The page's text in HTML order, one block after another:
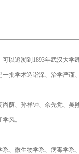
以追溯到1893年武汉大学
批学术造诣深、治学严谨
荫、孙祥钟、余先觉、
风。
、微生物学系、病毒学